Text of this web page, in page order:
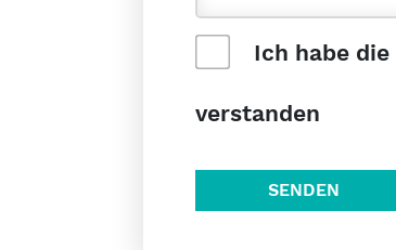
Ich habe die
verstanden
SENDEN